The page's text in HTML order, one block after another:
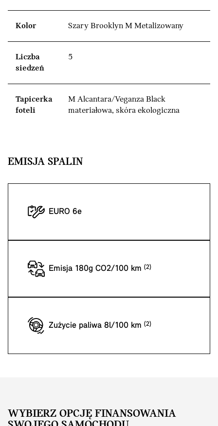
Kolor Szary Brooklyn M Metalizowany
Liczba
siedzeń
5
Tapicerka
foteli
M Alcantara/Veganza Black
materiałowa, skóra ekologiczna
EMISJA SPALIN
EURO 6e
Emisja 180g CO2/100 km
Zużycie paliwa 8l/100 km
WYBIERZ OPCJĘ FINANSOWANIA